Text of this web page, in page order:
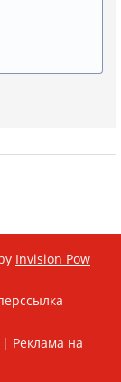
Invision Pow
Реклама на